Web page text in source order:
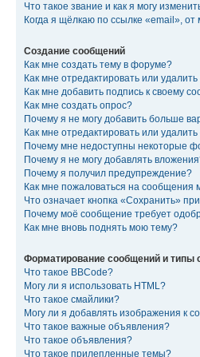
Что такое звание и как я могу
Когда я щёлкаю по ссылке «email»,
Создание сообщений
Как мне создать тему в форуме?
Как мне отредактировать или
Как мне добавить подпись к своему
Как мне создать опрос?
Почему я не могу добавить больше
Как мне отредактировать или
Почему мне недоступны некоторые
Почему я не могу добавлять
Почему я получил предупреждение?
Как мне пожаловаться на сообщения
Что означает кнопка «Сохранить»
Почему моё сообщение требует
Как мне вновь поднять мою тему?
Форматирование сообщений и типы
Что такое BBCode?
Могу ли я использовать HTML?
Что такое смайлики?
Могу ли я добавлять изображения к
Что такое важные объявления?
Что такое объявления?
Что такое прилепленные темы?